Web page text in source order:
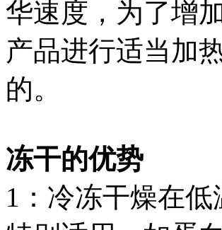
华速度，为了增
产品进行适当加
的。
冻干的优势
1：冷冻干燥在